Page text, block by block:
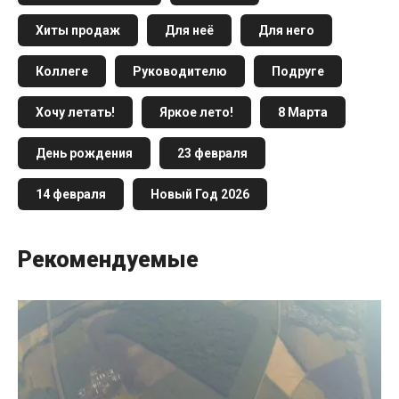
Хиты продаж Для неё Для него
Коллеге Руководителю Подруге
Хочу летать! Яркое лето! 8 Марта
День рождения 23 февраля
14 февраля Новый Год 2026
Рекомендуемые